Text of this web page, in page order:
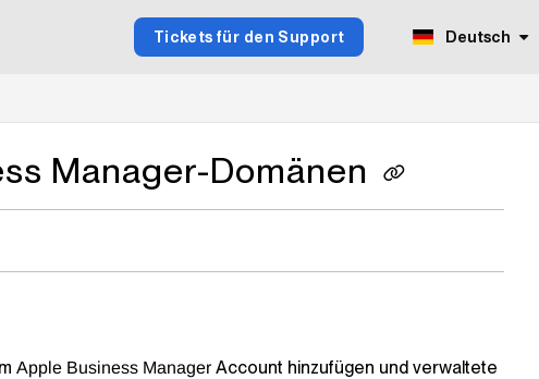
Tickets für den Support Deutsch
Manager-Domänen
Apple Business Manager Account hinzufügen und verwaltete